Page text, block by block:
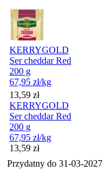
KERRYGOLD
Ser cheddar Red
200 g
67,95 zł/kg
Cena
13,59 zł
KERRYGOLD
Ser cheddar Red
200 g
67,95 zł/kg
Cena
13,59 zł
Przydatny do 31-03-2027